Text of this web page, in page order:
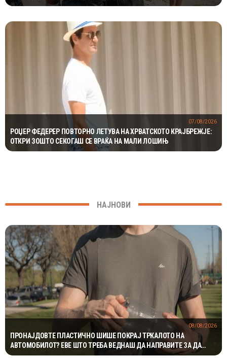
РОЏЕР ФЕДЕРЕР ПОВТОРНО ЛЕТУВА НА ХРВАТСКОТО КРАЈБРЕЖЈЕ:
ОТКРИ ЗОШТО СЕКОГАШ СЕ ВРАЌА НА МАЛИ ЛОШИЊ
07/08/2026
НАЈНОВИ
ПРОНАЈДОВТЕ ПЛАСТИЧНО ШИШЕ ПОКРАЈ ТРКАЛОТО НА
АВТОМОБИЛОТ? ЕВЕ ШТО ТРЕБА ВЕДНАШ ДА НАПРАВИТЕ ЗА ДА
ИЗБЕГНЕТЕ НЕПРИЈАТНОСТ
08/08/2026